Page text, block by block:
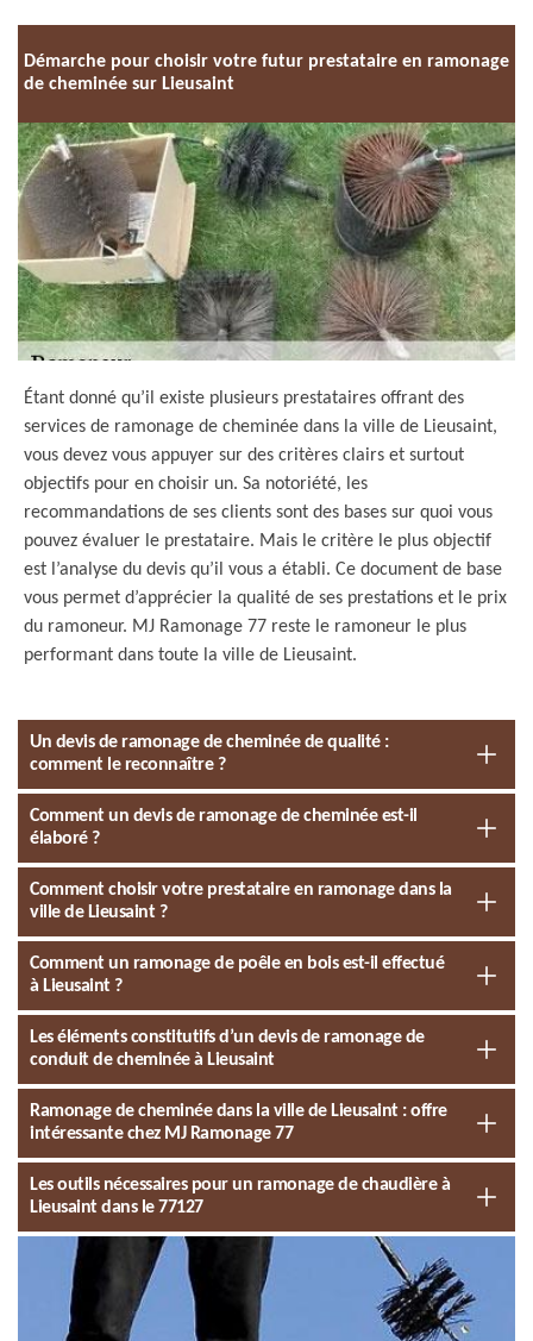
Démarche pour choisir votre futur prestataire en ramonage
de cheminée sur Lieusaint
Étant donné qu’il existe plusieurs prestataires offrant des
services de ramonage de cheminée dans la ville de Lieusaint,
vous devez vous appuyer sur des critères clairs et surtout
objectifs pour en choisir un. Sa notoriété, les
recommandations de ses clients sont des bases sur quoi vous
pouvez évaluer le prestataire. Mais le critère le plus objectif
est l’analyse du devis qu’il vous a établi. Ce document de base
vous permet d’apprécier la qualité de ses prestations et le prix
du ramoneur. MJ Ramonage 77 reste le ramoneur le plus
performant dans toute la ville de Lieusaint.
Un devis de ramonage de cheminée de qualité :
comment le reconnaître ?
Comment un devis de ramonage de cheminée est-il
élaboré ?
Comment choisir votre prestataire en ramonage dans la
ville de Lieusaint ?
Comment un ramonage de poêle en bois est-il effectué
à Lieusaint ?
Les éléments constitutifs d’un devis de ramonage de
conduit de cheminée à Lieusaint
Ramonage de cheminée dans la ville de Lieusaint : offre
intéressante chez MJ Ramonage 77
Les outils nécessaires pour un ramonage de chaudière à
Lieusaint dans le 77127